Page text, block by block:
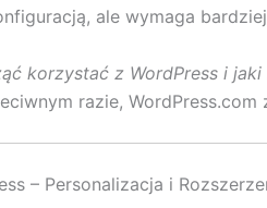
ale wymaga
korzystać z WordPress i
razie,
– Personalizacja i